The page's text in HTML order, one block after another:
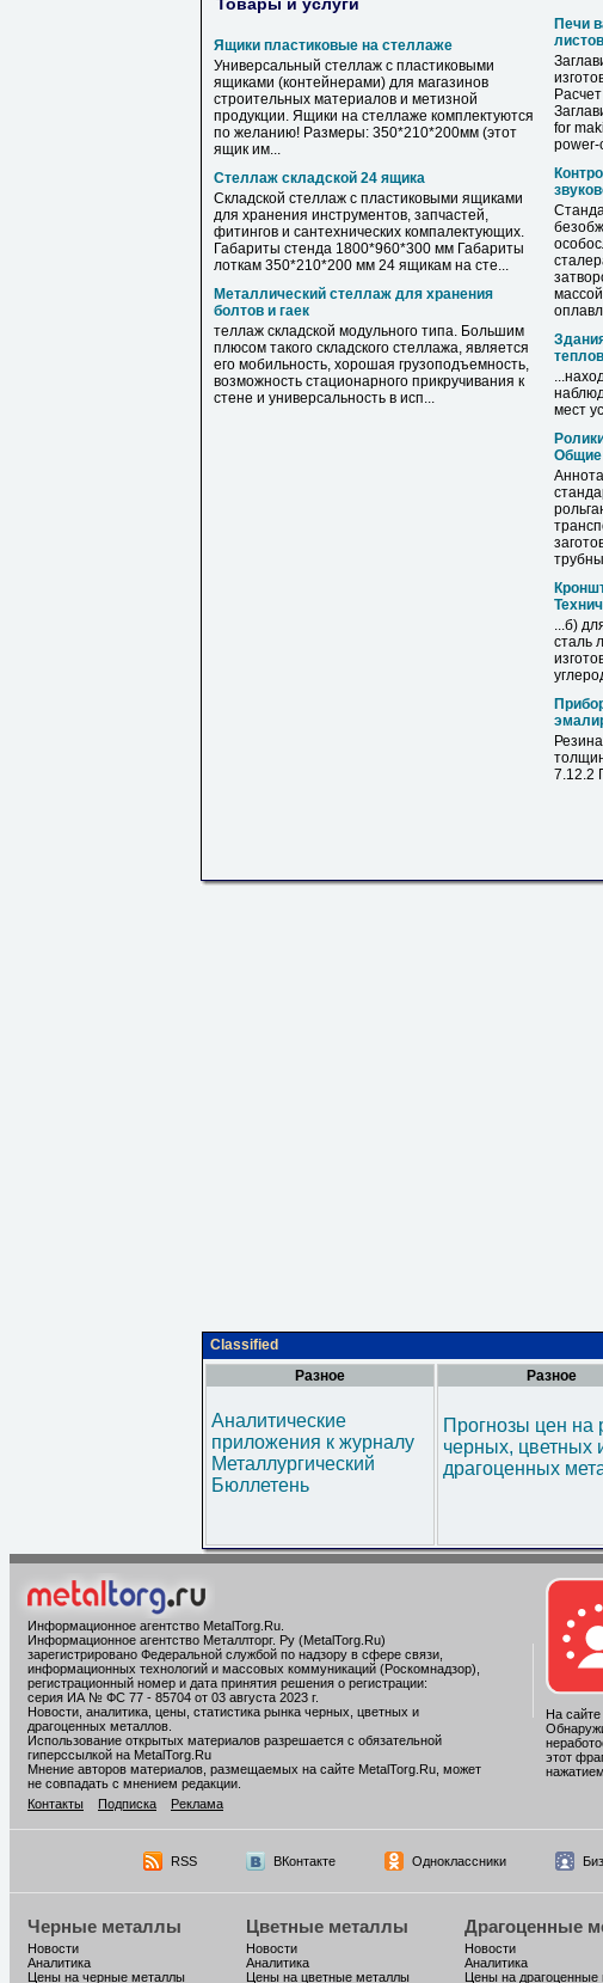
Ящики пластиковые на стеллаже
Универсальный стеллаж с пластиковыми
ящиками (контейнерами) для магазинов
строительных материалов и метизной
продукции. Ящики на стеллаже комплектуются
по желанию! Размеры: 350*210*200мм (этот
ящик им...
Стеллаж складской 24 ящика
Складской стеллаж с пластиковыми ящиками
для хранения инструментов, запчастей,
фитингов и сантехнических компалектующих.
Габариты стенда 1800*960*300 мм Габариты
лоткам 350*210*200 мм 24 ящикам на сте...
Металлический стеллаж для хранения
болтов и гаек
теллаж складской модульного типа. Большим
плюсом такого складского стеллажа, является
его мобильность, хорошая грузоподъемность,
возможность стационарного прикручивания к
стене и универсальность в исп...
Печи
for
power-
мест
Общие
...б)
сталь
Резина
7.12.2
Classified
Разное
Аналитические
приложения к журналу
Металлургический
Бюллетень
Разное
Прогнозы цен на
черных, цветных
драгоценных
Информационное агентство MetalTorg.Ru
Информационное агентство Металлторг. Ру (MetalTorg.Ru)
зарегистрировано Федеральной службой по надзору в сфере связи,
информационных технологий и массовых коммуникаций (Роскомнадзор),
регистрационный номер и дата принятия решения о регистрации:
серия ИА № ФС 77 - 85704 от 03 августа 2023 г.
Новости, аналитика, цены, статистика рынка черных, цветных и
драгоценных металлов.
Использование открытых материалов разрешается с обязательной
гиперссылкой на MetalTorg.Ru
Мнение авторов материалов, размещаемых на сайте MetalTorg.Ru, может
не совпадать с мнением редакции.
Контакты
Подписка Реклама
На
этот
нажатием
RSS ВКонтакте Одноклассники
Черные металлы
Новости
Аналитика
Цены на черные металлы
Цветные металлы
Новости
Аналитика
Цены на цветные металлы
Драгоценные
Новости
Аналитика
Цены на драгоценные